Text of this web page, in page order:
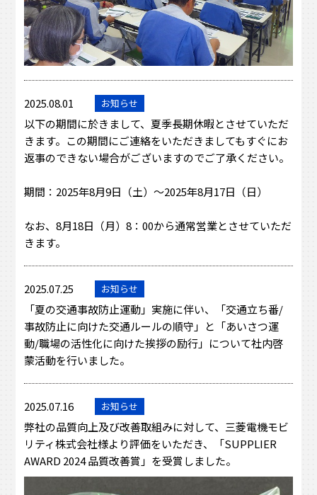
2025.08.01 お知らせ
以下の期間に於きまして、夏季長期休暇とさせていただ
きます。この期間にご連絡をいただきましてもすぐにお
返事のできない場合がございますのでご了承ください。
期間：2025年8月9日（土）～2025年8月17日（日）
なお、8月18日（月）8：00から通常営業とさせていただ
きます。
2025.07.25 お知らせ
「夏の交通事故防止運動」実施に伴い、「交通立ち番/
事故防止に向けた交通ルールの順守」と「あいさつ運
動/職場の活性化に向けた挨拶の励行」について社内啓
蒙活動を行いました。
2025.07.16 お知らせ
弊社の品質向上及び改善取組みに対して、三菱電機モビ
リティ株式会社様より評価をいただき、「SUPPLIER
AWARD 2024 品質改善賞」を受賞しました。